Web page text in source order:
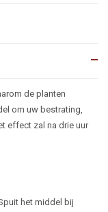
de planten
om uw bestrating,
effect zal na drie uur
het middel bij